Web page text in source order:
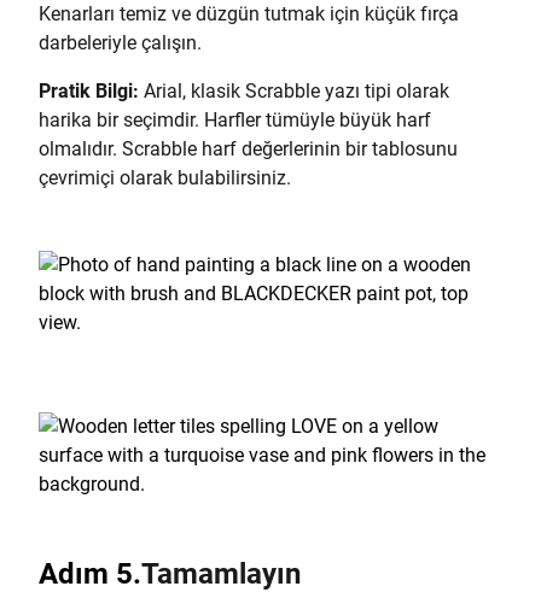
Kenarları temiz ve düzgün tutmak için küçük fırça
darbeleriyle çalışın.
Pratik Bilgi: Arial, klasik Scrabble yazı tipi olarak
harika bir seçimdir. Harfler tümüyle büyük harf
olmalıdır. Scrabble harf değerlerinin bir tablosunu
çevrimiçi olarak bulabilirsiniz.
Adım 5.Tamamlayın